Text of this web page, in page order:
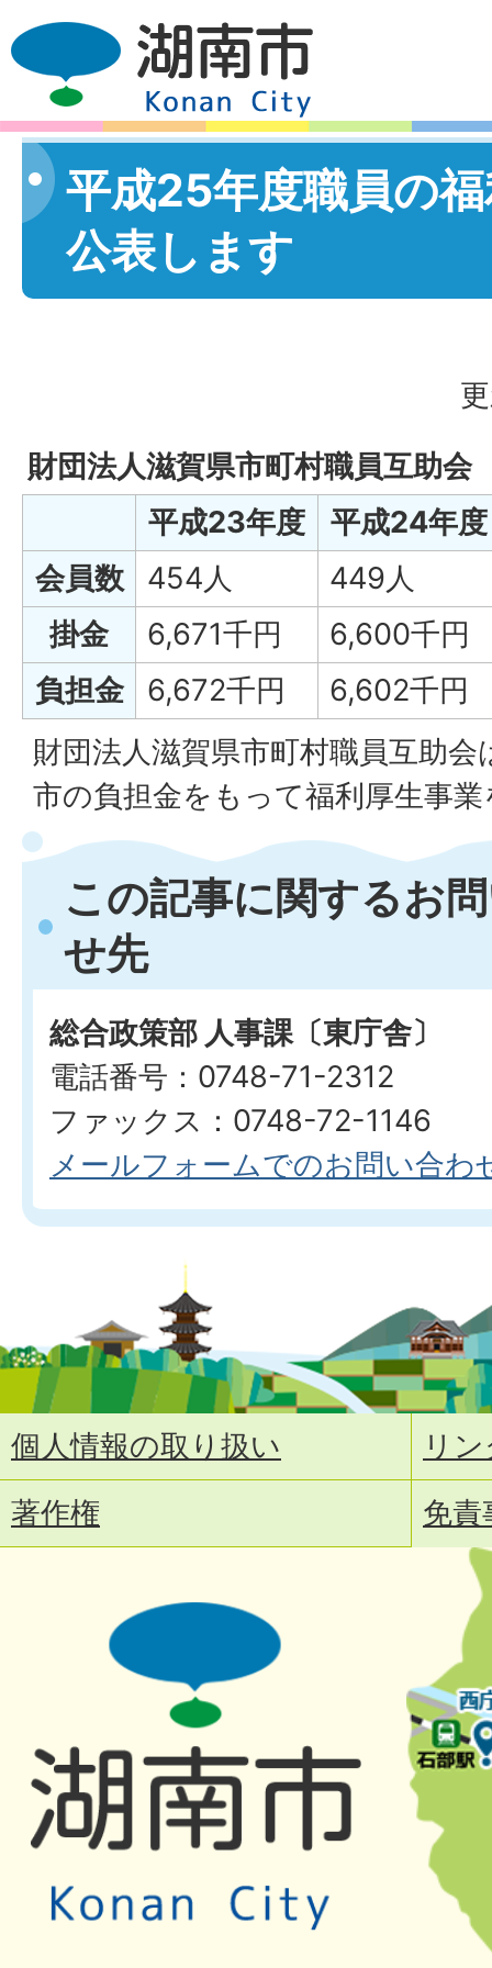
平成25年度職員の
公表します
財団法人滋賀県市町村職員互助会
平成23年度
平成24年度
会員数
454人
449人
掛金
6,671千円
6,600千円
負担金
6,672千円
6,602千円
財団法人滋賀県市町村職員互助
市の負担金をもって福利厚生事
この記事に関するお
せ先
総合政策部 人事課〔東庁舎〕
電話番号：0748-71-2312
ファックス：0748-72-1146
メールフォームでのお問い合わ
個人情報の取り扱い
リ
著作権
免責